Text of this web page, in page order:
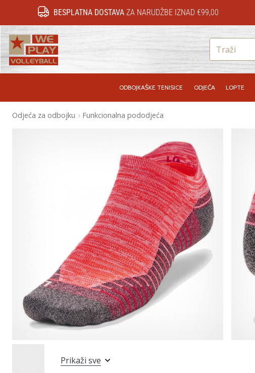
BESPLATNA DOSTAVAZA NARUDŽBE IZNAD €99,00
ODBOJKAŠKE TENISICE ODJEĆA LOPTE
Odjeća za odbojku Funkcionalna pododjeća
Prikaži sve